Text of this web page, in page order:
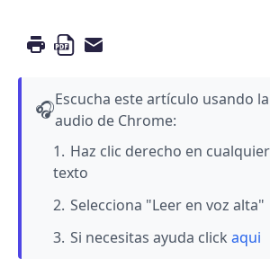
🎧Escucha este artículo usando
audio de Chrome:
Haz clic derecho en
texto
Selecciona "Leer en voz alta"
Si necesitas ayuda click aqui